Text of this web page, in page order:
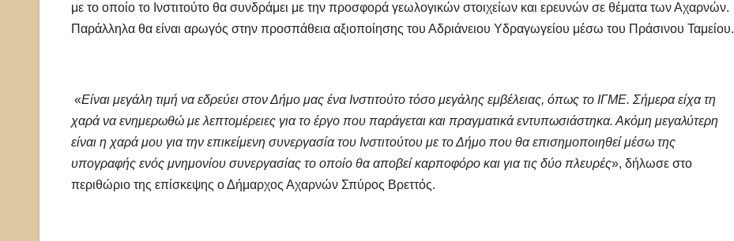
με το οποίο το Ινστιτούτο θα συνδράμει με την προσφορά γεωλογικών στοιχείων και ερευνών σε θέματα των Αχαρνών.
Παράλληλα θα είναι αρωγός στην προσπάθεια αξιοποίησης του Αδριάνειου Υδραγωγείου μέσω του Πράσινου Ταμείου.
«Είναι μεγάλη τιμή να εδρεύει στον Δήμο μας ένα Ινστιτούτο τόσο μεγάλης εμβέλειας, όπως το ΙΓΜΕ. Σήμερα είχα τη
χαρά να ενημερωθώ με λεπτομέρειες για το έργο που παράγεται και πραγματικά εντυπωσιάστηκα. Ακόμη μεγαλύτερη
είναι η χαρά μου για την επικείμενη συνεργασία του Ινστιτούτου με το Δήμο που θα επισημοποιηθεί μέσω της
υπογραφής ενός μνημονίου συνεργασίας το οποίο θα αποβεί καρποφόρο και για τις δύο πλευρές», δήλωσε στο
περιθώριο της επίσκεψης ο Δήμαρχος Αχαρνών Σπύρος Βρεττός.